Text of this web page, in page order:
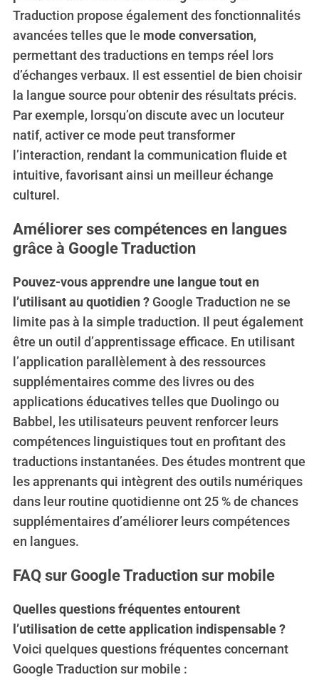
Traduction propose également des fonctionnalités
avancées telles que le mode conversation,
permettant des traductions en temps réel lors
d’échanges verbaux. Il est essentiel de bien choisir
la langue source pour obtenir des résultats précis.
Par exemple, lorsqu’on discute avec un locuteur
natif, activer ce mode peut transformer
l’interaction, rendant la communication fluide et
intuitive, favorisant ainsi un meilleur échange
culturel.
Améliorer ses compétences en langues
grâce à Google Traduction
Pouvez-vous apprendre une langue tout en
l’utilisant au quotidien ?Google Traduction ne se
limite pas à la simple traduction. Il peut également
être un outil d’apprentissage efficace. En utilisant
l’application parallèlement à des ressources
supplémentaires comme des livres ou des
applications éducatives telles que Duolingo ou
Babbel, les utilisateurs peuvent renforcer leurs
compétences linguistiques tout en profitant des
traductions instantanées. Des études montrent que
les apprenants qui intègrent des outils numériques
dans leur routine quotidienne ont 25 % de chances
supplémentaires d’améliorer leurs compétences
en langues.
FAQ sur Google Traduction sur mobile
Quelles questions fréquentes entourent
l’utilisation de cette application indispensable ?
Voici quelques questions fréquentes concernant
Google Traduction sur mobile :